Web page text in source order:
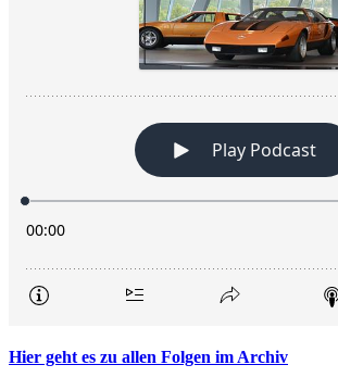
Hier geht es zu allen Folgen im Archiv